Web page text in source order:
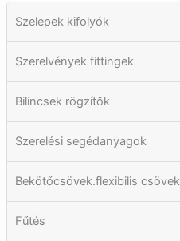
Szelepek kifolyók
Szerelvények fittingek
Bilincsek rögzítők
Szerelési segédanyagok
Bekötőcsövek.flexibilis csövek
Fűtés